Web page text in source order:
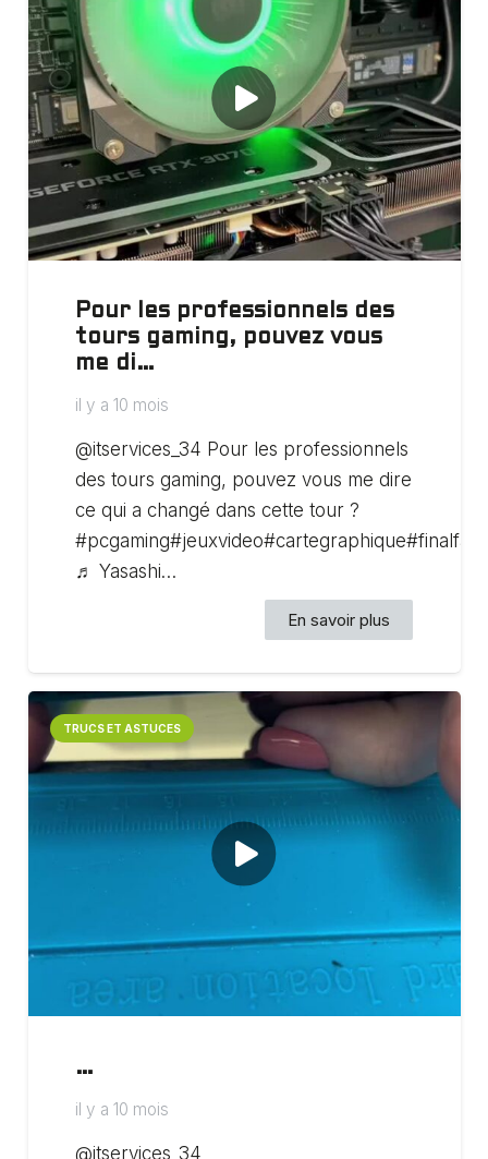
Pour les professionnels des
tours gaming, pouvez vous
me di…
il y a 10 mois
@itservices_34 Pour les professionnels
des tours gaming, pouvez vous me dire
ce qui a changé dans cette tour ?
♬ Yasashi…
En savoir plus
TRUCS ET ASTUCES
…
il y a 10 mois
@itservices_34